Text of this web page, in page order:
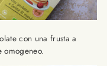
con una frusta a